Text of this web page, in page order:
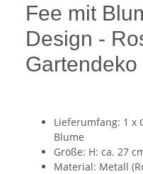
Fee mit
Design -
Gartendeko
Lieferumfang: 1 x
Blume
Größe: H: ca. 27
Material: Metall